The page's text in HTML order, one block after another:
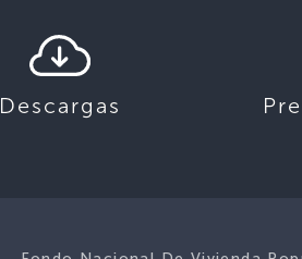
Descargas